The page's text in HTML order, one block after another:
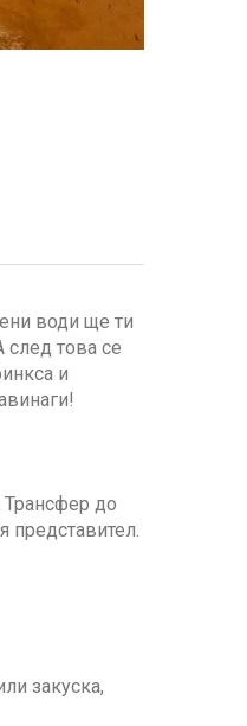
води ще ти
след това се
и
Трансфер до
представител.
закуска,